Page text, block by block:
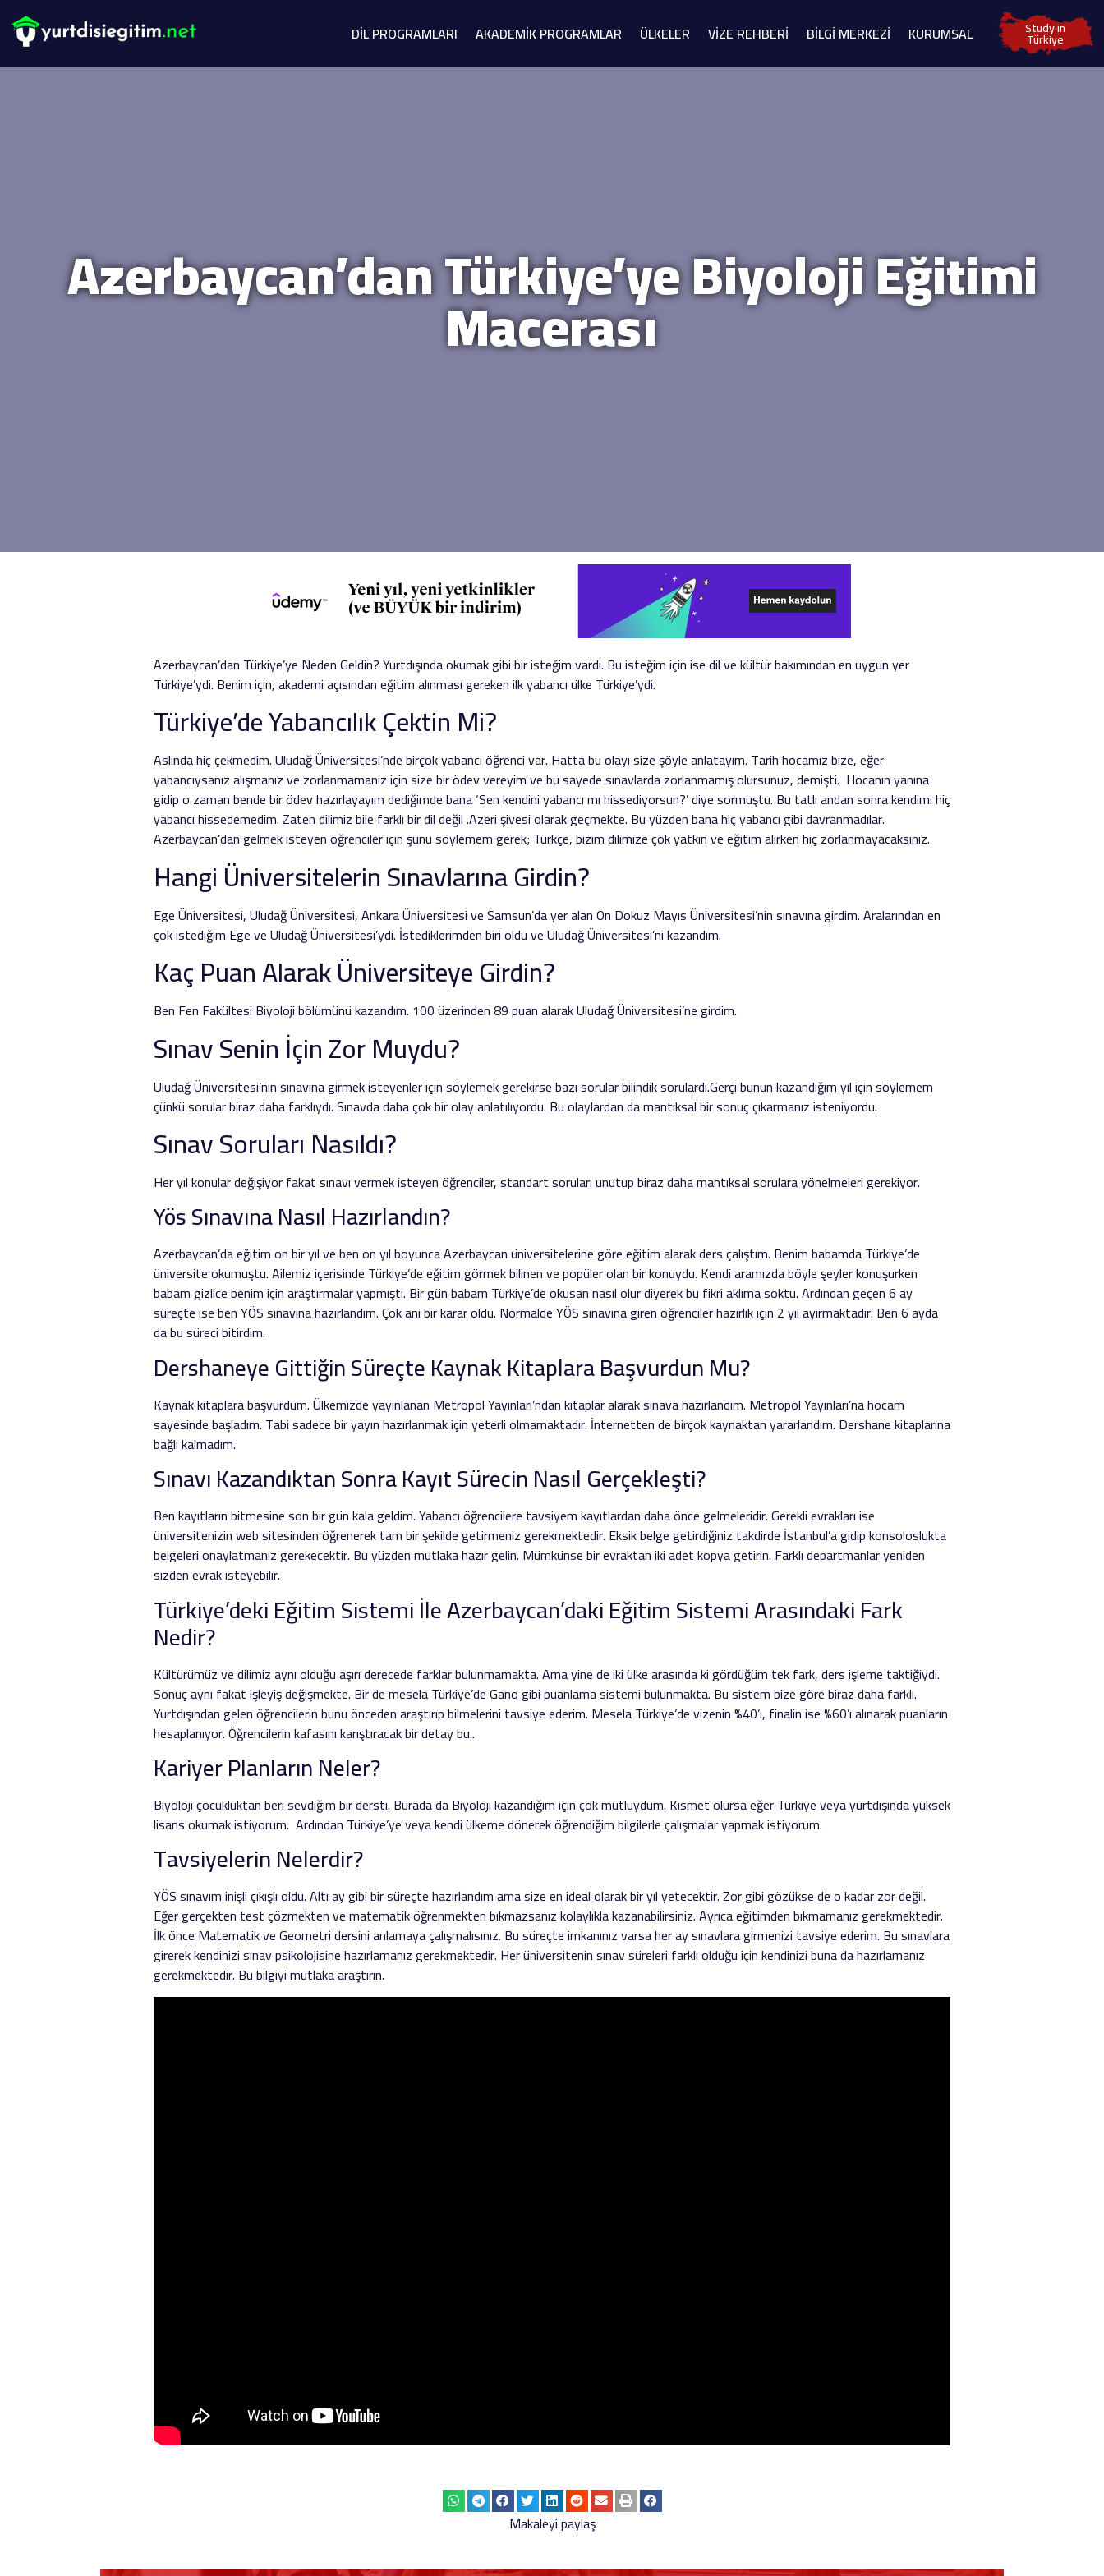
DİL PROGRAMLARI AKADEMİK PROGRAMLAR ÜLKELER VİZE REHBERİ BİLGİ MERKEZİ KURUMSAL Study in
Türkiye
Azerbaycan’dan Türkiye’ye Biyoloji Eğitimi
Macerası
Azerbaycan’dan Türkiye’ye Neden Geldin? Yurtdışında okumak gibi bir isteğim vardı. Bu isteğim için ise dil ve kültür bakımından en uygun yer
Türkiye’ydi. Benim için, akademi açısından eğitim alınması gereken ilk yabancı ülke Türkiye’ydi.
Türkiye’de Yabancılık Çektin Mi?
Aslında hiç çekmedim. Uludağ Üniversitesi’nde birçok yabancı öğrenci var. Hatta bu olayı size şöyle anlatayım. Tarih hocamız bize, eğer
yabancıysanız alışmanız ve zorlanmamanız için size bir ödev vereyim ve bu sayede sınavlarda zorlanmamış olursunuz, demişti. Hocanın yanına
gidip o zaman bende bir ödev hazırlayayım dediğimde bana ‘Sen kendini yabancı mı hissediyorsun?’ diye sormuştu. Bu tatlı andan sonra kendimi hiç
yabancı hissedemedim. Zaten dilimiz bile farklı bir dil değil .Azeri şivesi olarak geçmekte. Bu yüzden bana hiç yabancı gibi davranmadılar.
Azerbaycan’dan gelmek isteyen öğrenciler için şunu söylemem gerek; Türkçe, bizim dilimize çok yatkın ve eğitim alırken hiç zorlanmayacaksınız.
Hangi Üniversitelerin Sınavlarına Girdin?
Ege Üniversitesi, Uludağ Üniversitesi, Ankara Üniversitesi ve Samsun’da yer alan On Dokuz Mayıs Üniversitesi’nin sınavına girdim. Aralarından en
çok istediğim Ege ve Uludağ Üniversitesi’ydi. İstediklerimden biri oldu ve Uludağ Üniversitesi’ni kazandım.
Kaç Puan Alarak Üniversiteye Girdin?
Ben Fen Fakültesi Biyoloji bölümünü kazandım. 100 üzerinden 89 puan alarak Uludağ Üniversitesi’ne girdim.
Sınav Senin İçin Zor Muydu?
Uludağ Üniversitesi’nin sınavına girmek isteyenler için söylemek gerekirse bazı sorular bilindik sorulardı.Gerçi bunun kazandığım yıl için söylemem
çünkü sorular biraz daha farklıydı. Sınavda daha çok bir olay anlatılıyordu. Bu olaylardan da mantıksal bir sonuç çıkarmanız isteniyordu.
Sınav Soruları Nasıldı?
Her yıl konular değişiyor fakat sınavı vermek isteyen öğrenciler, standart soruları unutup biraz daha mantıksal sorulara yönelmeleri gerekiyor.
Yös Sınavına Nasıl Hazırlandın?
Azerbaycan’da eğitim on bir yıl ve ben on yıl boyunca Azerbaycan üniversitelerine göre eğitim alarak ders çalıştım. Benim babamda Türkiye’de
üniversite okumuştu. Ailemiz içerisinde Türkiye’de eğitim görmek bilinen ve popüler olan bir konuydu. Kendi aramızda böyle şeyler konuşurken
babam gizlice benim için araştırmalar yapmıştı. Bir gün babam Türkiye’de okusan nasıl olur diyerek bu fikri aklıma soktu. Ardından geçen 6 ay
süreçte ise ben YÖS sınavına hazırlandım. Çok ani bir karar oldu. Normalde YÖS sınavına giren öğrenciler hazırlık için 2 yıl ayırmaktadır. Ben 6 ayda
da bu süreci bitirdim.
Dershaneye Gittiğin Süreçte Kaynak Kitaplara Başvurdun Mu?
Kaynak kitaplara başvurdum. Ülkemizde yayınlanan Metropol Yayınları’ndan kitaplar alarak sınava hazırlandım. Metropol Yayınları’na hocam
sayesinde başladım. Tabi sadece bir yayın hazırlanmak için yeterli olmamaktadır. İnternetten de birçok kaynaktan yararlandım. Dershane kitaplarına
bağlı kalmadım.
Sınavı Kazandıktan Sonra Kayıt Sürecin Nasıl Gerçekleşti?
Ben kayıtların bitmesine son bir gün kala geldim. Yabancı öğrencilere tavsiyem kayıtlardan daha önce gelmeleridir. Gerekli evrakları ise
üniversitenizin web sitesinden öğrenerek tam bir şekilde getirmeniz gerekmektedir. Eksik belge getirdiğiniz takdirde İstanbul’a gidip konsoloslukta
belgeleri onaylatmanız gerekecektir. Bu yüzden mutlaka hazır gelin. Mümkünse bir evraktan iki adet kopya getirin. Farklı departmanlar yeniden
sizden evrak isteyebilir.
Türkiye’deki Eğitim Sistemi İle Azerbaycan’daki Eğitim Sistemi Arasındaki Fark
Nedir?
Kültürümüz ve dilimiz aynı olduğu aşırı derecede farklar bulunmamakta. Ama yine de iki ülke arasında ki gördüğüm tek fark, ders işleme taktiğiydi.
Sonuç aynı fakat işleyiş değişmekte. Bir de mesela Türkiye’de Gano gibi puanlama sistemi bulunmakta. Bu sistem bize göre biraz daha farklı.
Yurtdışından gelen öğrencilerin bunu önceden araştırıp bilmelerini tavsiye ederim. Mesela Türkiye’de vizenin %40’ı, finalin ise %60’ı alınarak puanların
hesaplanıyor. Öğrencilerin kafasını karıştıracak bir detay bu..
Kariyer Planların Neler?
Biyoloji çocukluktan beri sevdiğim bir dersti. Burada da Biyoloji kazandığım için çok mutluydum. Kısmet olursa eğer Türkiye veya yurtdışında yüksek
lisans okumak istiyorum. Ardından Türkiye’ye veya kendi ülkeme dönerek öğrendiğim bilgilerle çalışmalar yapmak istiyorum.
Tavsiyelerin Nelerdir?
YÖS sınavım inişli çıkışlı oldu. Altı ay gibi bir süreçte hazırlandım ama size en ideal olarak bir yıl yetecektir. Zor gibi gözükse de o kadar zor değil.
Eğer gerçekten test çözmekten ve matematik öğrenmekten bıkmazsanız kolaylıkla kazanabilirsiniz. Ayrıca eğitimden bıkmamanız gerekmektedir.
İlk önce Matematik ve Geometri dersini anlamaya çalışmalısınız. Bu süreçte imkanınız varsa her ay sınavlara girmenizi tavsiye ederim. Bu sınavlara
girerek kendinizi sınav psikolojisine hazırlamanız gerekmektedir. Her üniversitenin sınav süreleri farklı olduğu için kendinizi buna da hazırlamanız
gerekmektedir. Bu bilgiyi mutlaka araştırın.
Makaleyi paylaş